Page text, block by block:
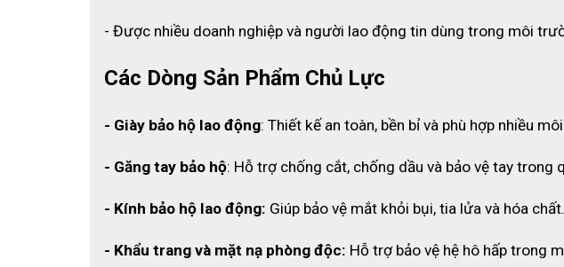
2.3 Phù hợp cho nhiều người sử dụng
Bộ sơ cứu được thiết kế để phục vụ khoảng 50 người, phù hợp với
2.4 Túi đựng tiện lợi
Túi đựng chắc chắn giúp sắp xếp vật tư gọn gàng và dễ dàng mang
- Được nhiều doanh nghiệp và người lao động tin dùng trong môi
Các Dòng Sản Phẩm Chủ Lực
- Giày bảo hộ lao động: Thiết kế an toàn, bền bỉ và phù hợp nhiều
- Găng tay bảo hộ: Hỗ trợ chống cắt, chống dầu và bảo vệ tay trong
- Kính bảo hộ lao động: Giúp bảo vệ mắt khỏi bụi, tia lửa và hóa chất.
- Khẩu trang và mặt nạ phòng độc: Hỗ trợ bảo vệ hệ hô hấp trong